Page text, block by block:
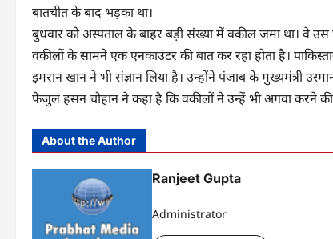
बातचीत के बाद भड़का था।
बुधवार को अस्‍पताल के बाहर बड़ी संख्‍या में वकील जमा था। वे
वकीलों के सामने एक एनकाउंटर की बात कर रहा होता है।
इमरान खान ने भी संज्ञा‍न लिया है। उन्‍होंने पंजाब के मुख्‍यमंत्री
फैजुल हसन चौहान ने कहा है कि वकीलों ने उन्‍हें भी अगवा करने
About the Author
Ranjeet Gupta
Administrator